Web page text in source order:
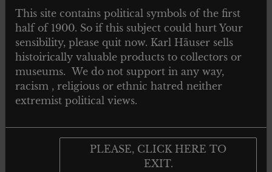
This site contains political symbols of the first
half of 1900. So if this subject could hurt Your
sensibility, please quit now. Karl Häuser sells
histoirically valuable products to collectors or
museums. We do not support in any way,
racism , religious or ethnic hatred neither
extremist political views.
PLEASE, CLICK HERE TO
EXIT.